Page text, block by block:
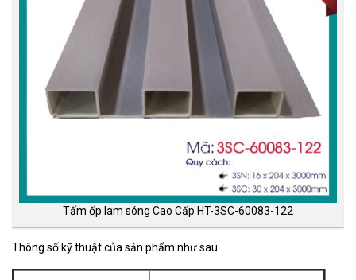
Tấm ốp lam sóng Cao Cấp HT-3SC-60083-122
Thông số kỹ thuật của sản phẩm như sau: